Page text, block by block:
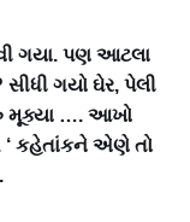
ગયા. પણ આટલા
ગયો ઘેર, પેલી
મૂક્યા …. આખો
‘ કહેતાંકને એણે તો